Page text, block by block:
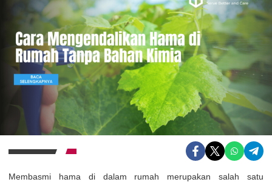
Membasmi hama di dalam rumah merupakan salah satu